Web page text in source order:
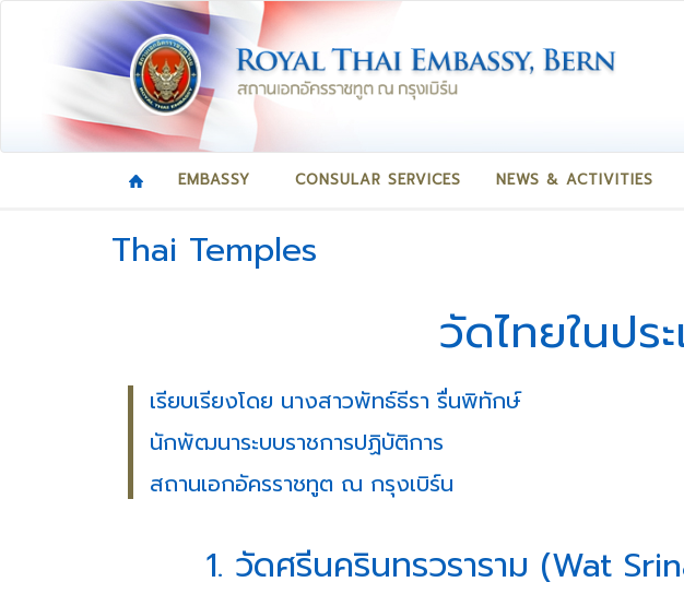
EMBASSY CONSULAR SERVICES NEWS & ACTIVITIES
Thai Temples
วัดไทยในปร
เรียบเรียงโดย นางสาวพัทธ์ธีรา รื่นพิทักษ์
นักพัฒนาระบบราชการปฏิบัติการ
สถานเอกอัครราชทูต ณ กรุงเบิร์น
1. วัดศรีนครินทรวราราม (Wat